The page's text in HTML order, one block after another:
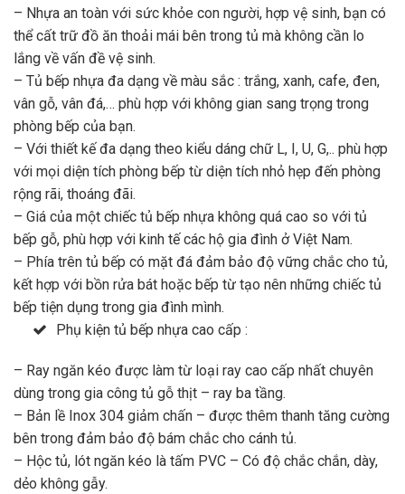
– Nhựa an toàn với sức khỏe con người, hợp vệ sinh, bạn có
thể cất trữ đồ ăn thoải mái bên trong tủ mà không cần lo
lắng về vấn đề vệ sinh.
– Tủ bếp nhựa đa dạng về màu sắc : trắng, xanh, cafe, đen,
vân gỗ, vân đá,… phù hợp với không gian sang trọng trong
phòng bếp của bạn.
– Với thiết kế đa dạng theo kiểu dáng chữ L, I, U, G,.. phù hợp
với mọi diện tích phòng bếp từ diện tích nhỏ hẹp đến phòng
rộng rãi, thoáng đãi.
– Giá của một chiếc tủ bếp nhựa không quá cao so với tủ
bếp gỗ, phù hợp với kinh tế các hộ gia đình ở Việt Nam.
– Phía trên tủ bếp có mặt đá đảm bảo độ vững chắc cho tủ,
kết hợp với bồn rửa bát hoặc bếp từ tạo nên những chiếc tủ
bếp tiện dụng trong gia đình mình.
Phụ kiện tủ bếp nhựa cao cấp :
– Ray ngăn kéo được làm từ loại ray cao cấp nhất chuyên
dùng trong gia công tủ gỗ thịt – ray ba tầng.
– Bản lề Inox 304 giảm chấn – được thêm thanh tăng cường
bên trong đảm bảo độ bám chắc cho cánh tủ.
– Hộc tủ, lót ngăn kéo là tấm PVC – Có độ chắc chắn, dày,
dẻo không gẫy.